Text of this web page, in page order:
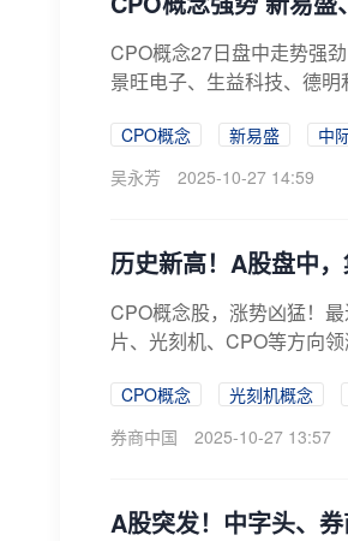
CPO概念27日盘中走势强
景旺电子、生益科技、德
CPO概念 新易盛
中
吴永芳
2025-10-27 14:59
历史新高！A股盘中，
CPO概念股，涨势凶猛！
片、光刻机、CPO等方向
CPO概念 光刻机概念
券商中国
2025-10-27 13:57
A股突发！中字头、券